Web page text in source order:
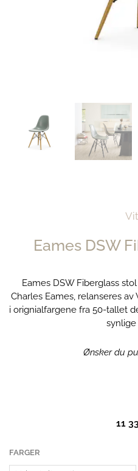
Eames DSW
Eames DSW Fiberglass
Charles Eames, relanseres
i orignialfargene fra 50-tallet
synlige
Ønsker du
11
FARGER
Eames
DSW